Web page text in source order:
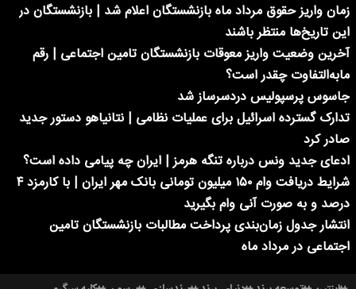
زمان واریز حقوق مرداد ماه بازنشستگان اعلام شد | بازنشستگان در
این تاریخ‌ها منتظر باشند
آخرین وضعیت واریز معوقات بازنشستگان تامین اجتماعی | رقم
مابه‌التفاوت چقدر است؟
جاسوس پرسپولیس دردسرساز شد
تدارک گسترده اسرائیل برای عملیات نظامی | نتانیاهو دستور جدید
صادر کرد
ادعای جدید ونس درباره تنگه هرمز | ایران چه پیامی داده است؟
شرایط دریافت وام ۱۵۰ میلیون تومانی بانک مهر ایران | با کارمزد ۴
درصد و به صورت آنی وام بگیرید
انتشار جدول زمان‌بندی پرداخت مطالبات بازنشستگان تامین
اجتماعی در مرداد ماه